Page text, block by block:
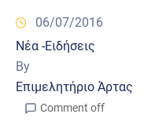
06/07/2016
Νέα -Ειδήσεις
By
Επιμελητήριο Άρτας
Comment off